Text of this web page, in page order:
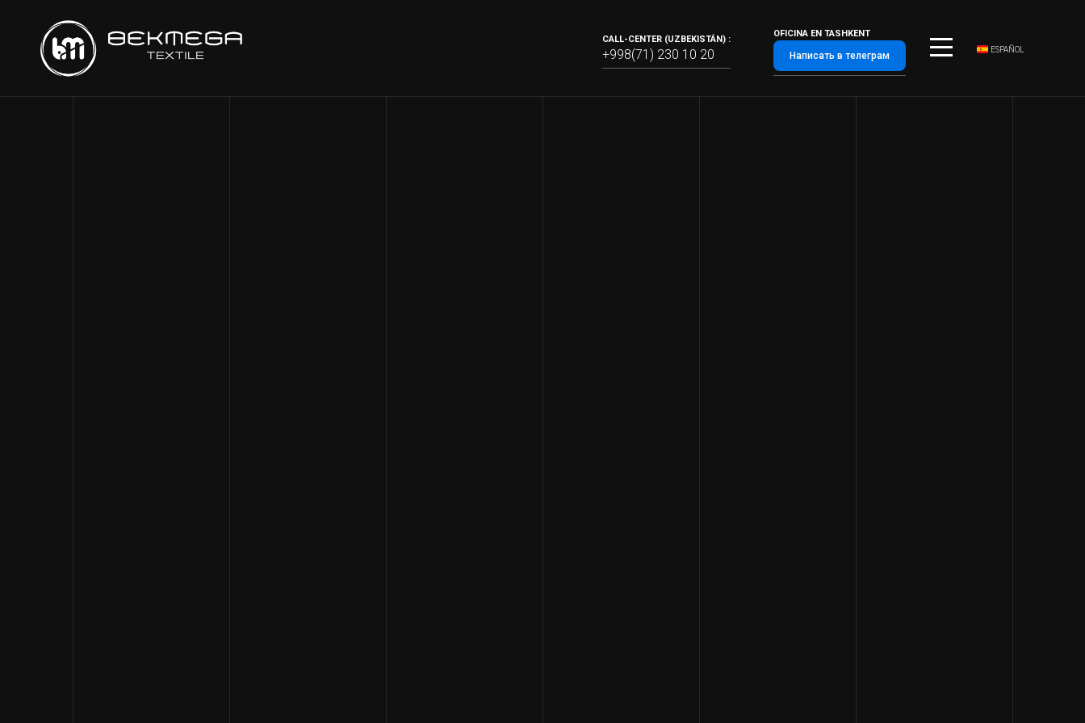
ESPAÑOL
CALL-CENTER (UZBEKISTÁN) :
+998(71) 230 10 20
OFICINA EN TASHKENT
Написать в телеграм